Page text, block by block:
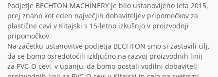
Podjetje BECHTON MACHINERY je bilo ustanovljeno leta 2015,
prej znano kot eden največjih dobaviteljev pripomočkov za
plastične cevi v Kitajski s 15-letno izkušnjo v proizvodnji
pripomočkov.
Na začetku ustanovitve podjetja BECHTON smo si zastavili cilj,
da se bomo osredotočili izključno na razvoj proizvodnih linij
za PVC-O cevi, v upanju, da bomo postali vodilni dobavitelj